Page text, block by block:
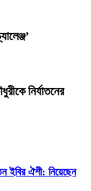
নির্যাতনের
ইবির ঐশী: নিয়েছেন